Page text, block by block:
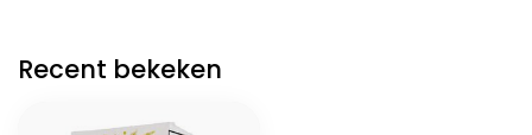
Recent bekeken